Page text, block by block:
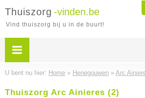
Thuiszorg -vinden.be
Vind thuiszorg bij u in de buurt!
U bent nu hier: Home » Henegouwen » Arc
Thuiszorg Arc Ainieres (2)